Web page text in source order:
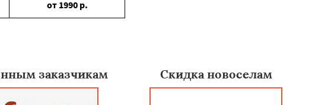
от 1990 р.
заказчикам Скидка новоселам